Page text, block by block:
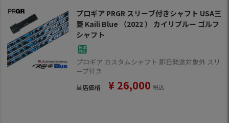
プロギア PRGR スリーブ付きシャフト USA三
菱 Kaili Blue （2022 ） カイリブルー ゴルフ
シャフト
プロギア カスタムシャフト 即日発送対象外 スリ
ーブ付き
当店価格 ¥ 26,000 税込